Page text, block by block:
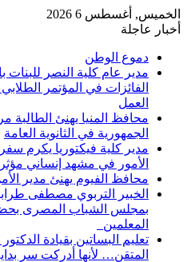
الخميس, أغسطس 6 2026
أخبار عاجلة
دموع الوطن
مدير عام كلية النصر للبنات
الفائزات في المؤتمر
العمل
محافظ المنيا يهنئ الطالبة
الجمهورية في الثانوية العامة
مدير كلية فيكتوريا يكرم
الأمور في مشهد إنساني مؤثر
محافظ الفيوم يهنئ مدير
الخبير التربوي مصطفى
بمجلس الشباب المصرى
المعلمين
تعليم البساتين بقيادة
المتقن… لأنها أدركت سر